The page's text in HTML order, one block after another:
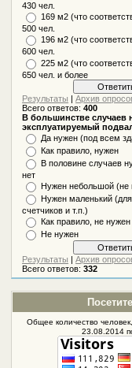
430 чел.
169 м2 (что
500 чел.
196 м2 (что
600 чел.
225 м2 (что
650 чел. и более
Результаты |Архив
Всего ответов:400
В большинстве случаев
эксплуатируемый
Да нужен (под всем
Как правило, нужен
В половине случаев
нет
Нужен небольшой (не
Нужен маленький
счетчиков и т.п.)
Как правило, не нужен
Не нужен
Результаты |Архив
Всего ответов:332
Общее количество
23.08.2014